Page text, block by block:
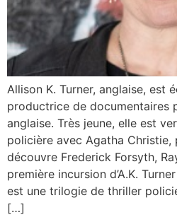
Allison K. Turner, anglaise, est
productrice de documentaires
anglaise. Très jeune, elle est
policière avec Agatha Christie,
découvre Frederick Forsyth,
première incursion d’A.K.
est une trilogie de thriller
[…]